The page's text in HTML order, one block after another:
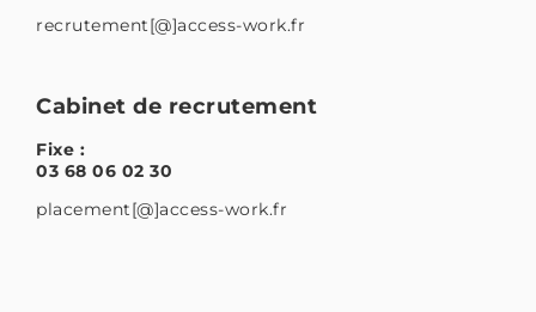
recrutement[@]access-work.fr
Cabinet de recrutement
Fixe :
03 68 06 02 30
placement[@]access-work.fr